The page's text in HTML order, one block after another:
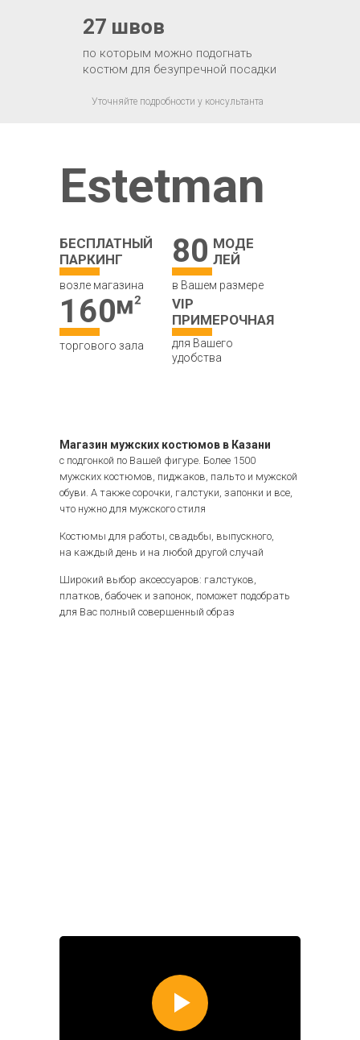
по которым можно подогнать
костюм для безупречной посадки
27 швов
Уточняйте подробности у консультанта
с подгонкой по Вашей фигуре. Более 1500
мужских костюмов, пиджаков, пальто и мужской
обуви. А также сорочки, галстуки, запонки и все,
что нужно для мужского стиля
Костюмы для работы, свадьбы, выпускного,
на каждый день и на любой другой случай
Широкий выбор аксессуаров: галстуков,
платков, бабочек и запонок, поможет подобрать
для Вас полный совершенный образ
Estetman
БЕСПЛАТНЫЙ
ПАРКИНГ
возле магазина
80 МОДЕ
ЛЕЙ
в Вашем размере
160
торгового зала
VIP
ПРИМЕРОЧНАЯ
для Вашего
удобства
Магазин мужских костюмов в Казани